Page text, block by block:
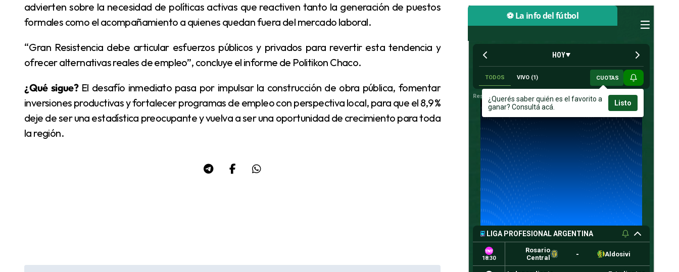
advierten sobre la necesidad de políticas activas que reactiven tanto la generación de puestos
formales como el acompañamiento a quienes quedan fuera del mercado laboral.
“Gran Resistencia debe articular esfuerzos públicos y privados para revertir esta tendencia y
ofrecer alternativas reales de empleo”, concluye el informe de Politikon Chaco.
¿Qué sigue?El desafío inmediato pasa por impulsar la construcción de obra pública, fomentar
inversiones productivas y fortalecer programas de empleo con perspectiva local, para que el 8,9 %
deje de ser una estadística preocupante y vuelva a ser una oportunidad de crecimiento para toda
la región.
⚽ La info del fútbol